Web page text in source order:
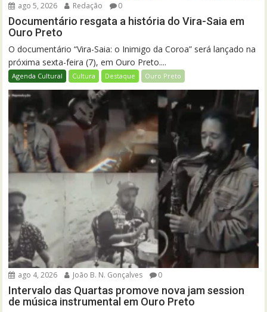
ago 5, 2026 Redação 0
Documentário resgata a história do Vira-Saia em
Ouro Preto
O documentário “Vira-Saia: o Inimigo da Coroa” será lançado na
próxima sexta-feira (7), em Ouro Preto....
Agenda Cultural Cultura Destaque Ouro Preto
ago 4, 2026 João B. N. Gonçalves 0
Intervalo das Quartas promove nova jam session
de música instrumental em Ouro Preto